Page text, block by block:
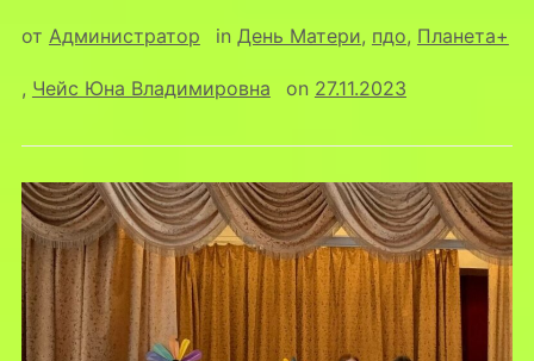
от Администратор in День Матери, пдо, Планета+
, Чейс Юна Владимировна on 27.11.2023